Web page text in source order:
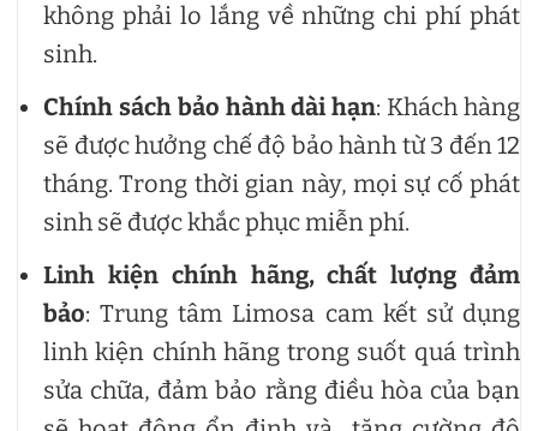
không phải lo lắng về những chi phí phát
sinh.
Chính sách bảo hành dài hạn: Khách hàng
sẽ được hưởng chế độ bảo hành từ 3 đến 12
tháng. Trong thời gian này, mọi sự cố phát
sinh sẽ được khắc phục miễn phí.
Linh kiện chính hãng, chất lượng đảm
bảo: Trung tâm Limosa cam kết sử dụng
linh kiện chính hãng trong suốt quá trình
sửa chữa, đảm bảo rằng điều hòa của bạn